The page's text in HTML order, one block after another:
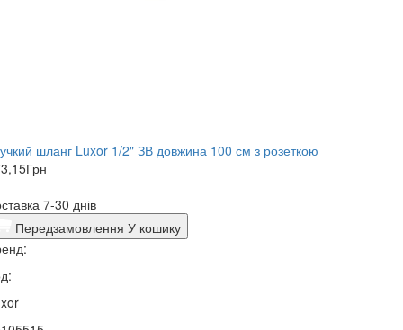
шланг Luxor 1/2" ЗВ довжина 100 см з розеткою
Грн
7-30 днів
Передзамовлення У кошику